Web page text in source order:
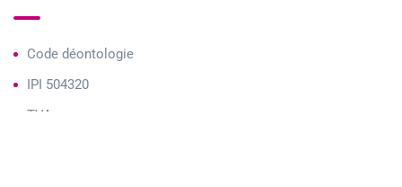
Code déontologie
IPI 504320
TVA